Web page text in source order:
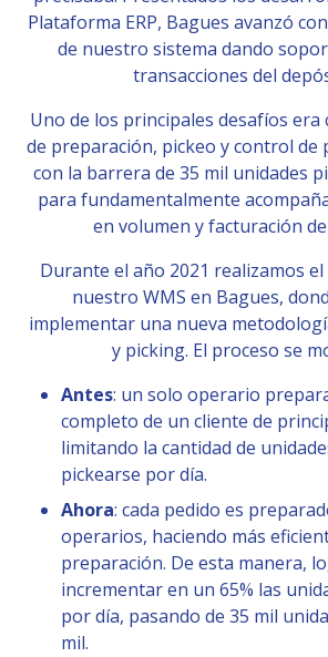
Plataforma ERP, Bagues avanzó
de nuestro sistema dando
transacciones del
Uno de los principales desafíos era
de preparación, pickeo y control de
con la barrera de 35 mil unidades
para fundamentalmente
en volumen y facturación
Durante el año 2021 realizamos
nuestro WMS en Bagues,
implementar una nueva
y picking. El proceso se
Antes: un solo operario
completo de un cliente de
limitando la cantidad de
pickearse por día.
Ahora: cada pedido es
operarios, haciendo más
preparación. De esta manera,
incrementar en un 65% las
por día, pasando de 35 mil
mil.